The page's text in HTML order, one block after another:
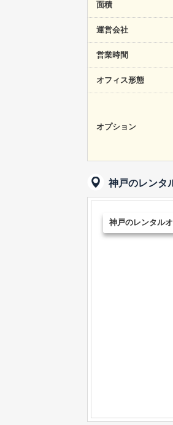
面積
運営会社
営業時間
オフィス形態
オプション
神戸のレンタ
神戸のレンタル